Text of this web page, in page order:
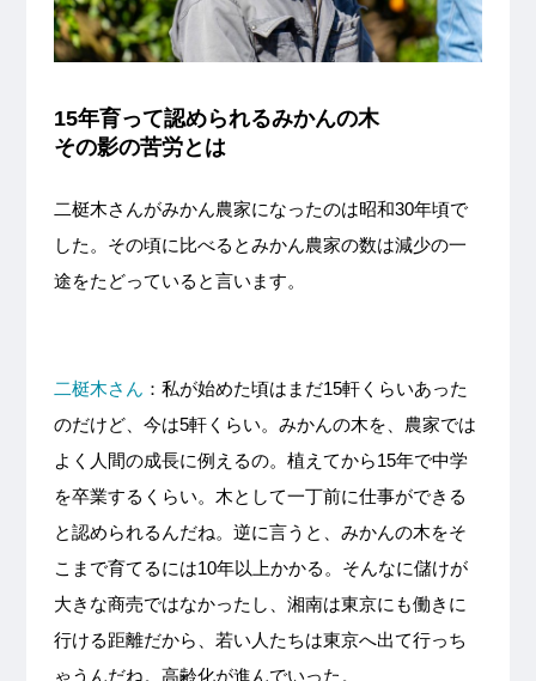
15年育って認められるみかんの木
その影の苦労とは
二梃木さんがみかん農家になったのは昭和30年頃で
した。その頃に比べるとみかん農家の数は減少の一
途をたどっていると言います。
二梃木さん ：私が始めた頃はまだ15軒くらいあった
のだけど、今は5軒くらい。みかんの木を、農家では
よく人間の成長に例えるの。植えてから15年で中学
を卒業するくらい。木として一丁前に仕事ができる
と認められるんだね。逆に言うと、みかんの木をそ
こまで育てるには10年以上かかる。そんなに儲けが
大きな商売ではなかったし、湘南は東京にも働きに
行ける距離だから、若い人たちは東京へ出て行っち
ゃうんだね。高齢化が進んでいった。